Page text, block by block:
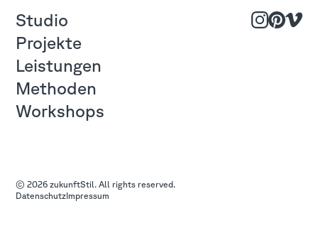
Studio
Projekte
Leistungen
Methoden
Workshops
© 2026 zukunftStil. All rights reserved.
DatenschutzImpressum